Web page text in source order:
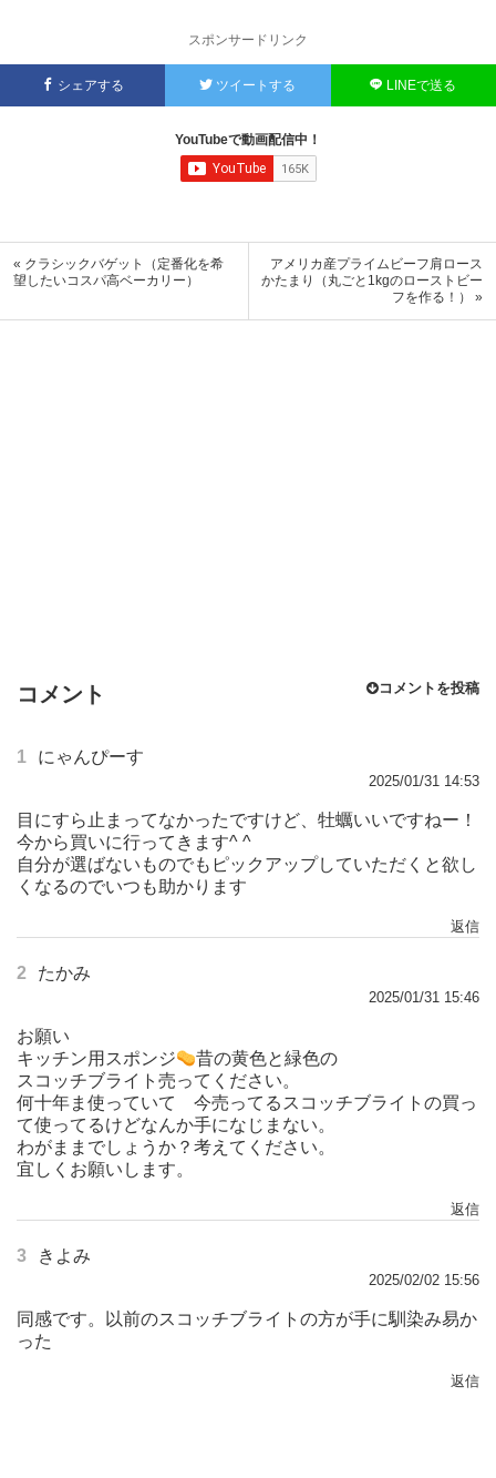
スポンサードリンク
シェアする ツイートする LINEで送る
YouTubeで動画配信中！
« クラシックバゲット（定番化を希
望したいコスパ高ベーカリー）
アメリカ産プライムビーフ肩ロース
かたまり（丸ごと1kgのローストビー
フを作る！） »
コメント コメントを投稿
1 にゃんぴーす
2025/01/31 14:53
目にすら止まってなかったですけど、牡蠣いいですねー！
今から買いに行ってきます^ ^
自分が選ばないものでもピックアップしていただくと欲し
くなるのでいつも助かります
返信
2 たかみ
2025/01/31 15:46
お願い
キッチン用スポンジ
昔の黄色と緑色の
スコッチブライト売ってください。
何十年ま使っていて 今売ってるスコッチブライトの買っ
て使ってるけどなんか手になじまない。
わがままでしょうか？考えてください。
宜しくお願いします。
返信
3 きよみ
2025/02/02 15:56
同感です。以前のスコッチブライトの方が手に馴染み易か
った
返信